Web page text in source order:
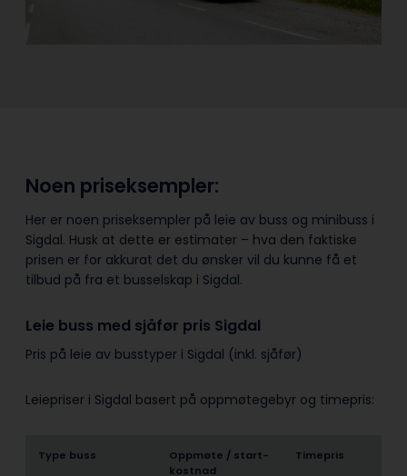
Noen priseksempler:
Her er noen priseksempler på leie av buss og minibuss i
Sigdal. Husk at dette er estimater – hva den faktiske
prisen er for akkurat det du ønsker vil du kunne få et
tilbud på fra et busselskap i Sigdal.
Leie buss med sjåfør pris Sigdal
Pris på leie av busstyper i Sigdal (inkl. sjåfør)
Leiepriser i Sigdal basert på oppmøtegebyr og timepris:
Type buss
Oppmøte / start­
kostnad
Timepris